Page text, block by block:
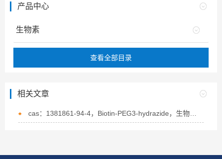
产品中心
生物素
查看全部目录
相关文章